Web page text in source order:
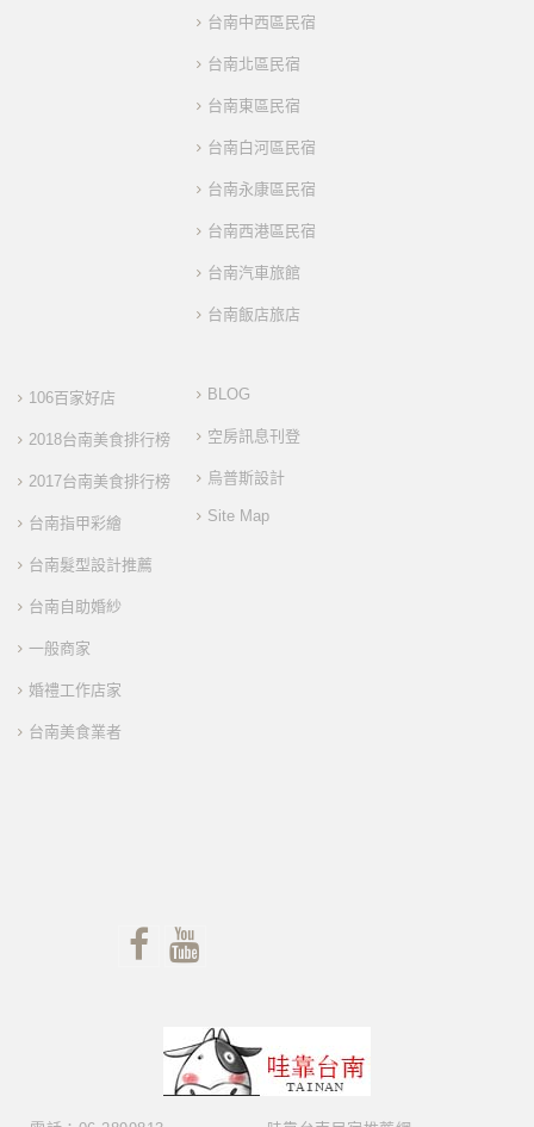
台南中西區民宿
台南北區民宿
台南東區民宿
台南白河區民宿
台南永康區民宿
台南西港區民宿
台南汽車旅館
台南飯店旅店
106百家好店
2018台南美食排行榜
2017台南美食排行榜
台南指甲彩繪
台南髮型設計推薦
台南自助婚紗
一般商家
婚禮工作店家
台南美食業者
BLOG
空房訊息刊登
烏普斯設計
Site Map